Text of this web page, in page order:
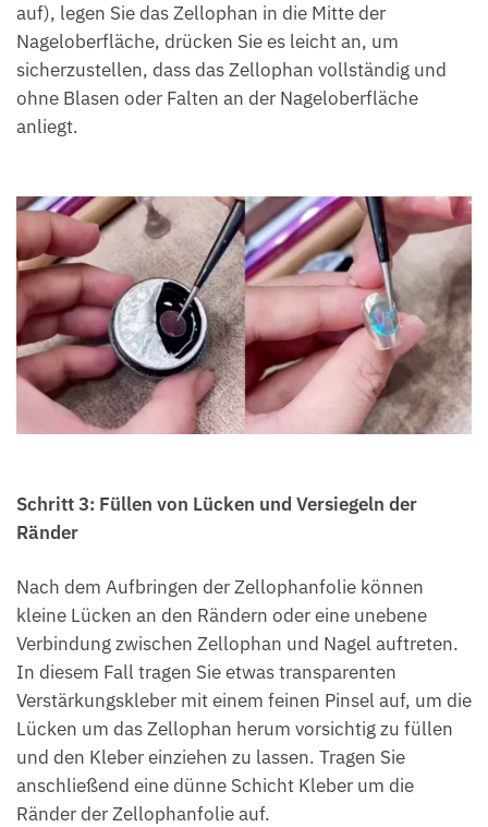
auf), legen Sie das Zellophan in die Mitte der
Nageloberfläche, drücken Sie es leicht an, um
sicherzustellen, dass das Zellophan vollständig und
ohne Blasen oder Falten an der Nageloberfläche
anliegt.
Schritt 3: Füllen von Lücken und Versiegeln der
Ränder
Nach dem Aufbringen der Zellophanfolie können
kleine Lücken an den Rändern oder eine unebene
Verbindung zwischen Zellophan und Nagel auftreten.
In diesem Fall tragen Sie etwas transparenten
Verstärkungskleber mit einem feinen Pinsel auf, um die
Lücken um das Zellophan herum vorsichtig zu füllen
und den Kleber einziehen zu lassen. Tragen Sie
anschließend eine dünne Schicht Kleber um die
Ränder der Zellophanfolie auf.